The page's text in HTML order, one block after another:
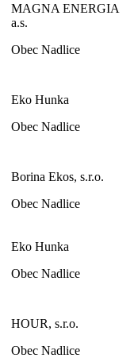
MAGNA ENERGIA
a.s.
Obec Nadlice
Eko Hunka
Obec Nadlice
Borina Ekos, s.r.o.
Obec Nadlice
Eko Hunka
Obec Nadlice
HOUR, s.r.o.
Obec Nadlice